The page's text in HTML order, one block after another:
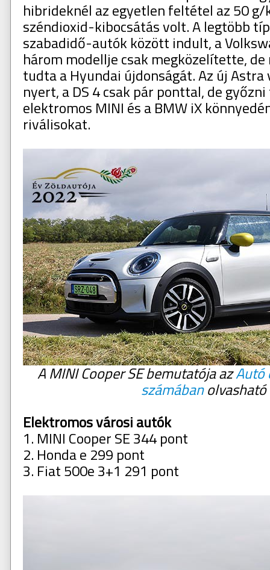
hibrideknél az egyetlen feltétel az 50
széndioxid-kibocsátás volt. A legtöbb
szabadidő-autók között indult, a
három modellje csak megközelítette,
tudta a Hyundai újdonságát. Az új
nyert, a DS 4 csak pár ponttal, de
elektromos MINI és a BMW iX
riválisokat.
A MINI Cooper SE bemutatója azAutó
számábanolvasható
Elektromos városi autók
1. MINI Cooper SE 344 pont
2. Honda e 299 pont
3. Fiat 500e 3+1 291 pont